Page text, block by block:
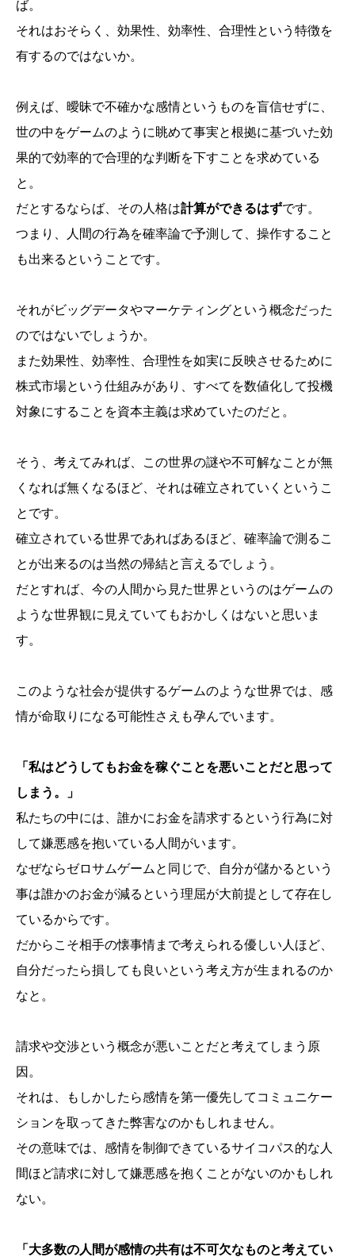
ば。
それはおそらく、効果性、効率性、合理性という特徴を
有するのではないか。
例えば、曖昧で不確かな感情というものを盲信せずに、
世の中をゲームのように眺めて事実と根拠に基づいた効
果的で効率的で合理的な判断を下すことを求めている
と。
だとするならば、その人格は計算ができるはずです。
つまり、人間の行為を確率論で予測して、操作すること
も出来るということです。
それがビッグデータやマーケティングという概念だった
のではないでしょうか。
また効果性、効率性、合理性を如実に反映させるために
株式市場という仕組みがあり、すべてを数値化して投機
対象にすることを資本主義は求めていたのだと。
そう、考えてみれば、この世界の謎や不可解なことが無
くなれば無くなるほど、それは確立されていくというこ
とです。
確立されている世界であればあるほど、確率論で測るこ
とが出来るのは当然の帰結と言えるでしょう。
だとすれば、今の人間から見た世界というのはゲームの
ような世界観に見えていてもおかしくはないと思いま
す。
このような社会が提供するゲームのような世界では、感
情が命取りになる可能性さえも孕んでいます。
「私はどうしてもお金を稼ぐことを悪いことだと思って
しまう。」
私たちの中には、誰かにお金を請求するという行為に対
して嫌悪感を抱いている人間がいます。
なぜならゼロサムゲームと同じで、自分が儲かるという
事は誰かのお金が減るという理屈が大前提として存在し
ているからです。
だからこそ相手の懐事情まで考えられる優しい人ほど、
自分だったら損しても良いという考え方が生まれるのか
なと。
請求や交渉という概念が悪いことだと考えてしまう原
因。
それは、もしかしたら感情を第一優先してコミュニケー
ションを取ってきた弊害なのかもしれません。
その意味では、感情を制御できているサイコパス的な人
間ほど請求に対して嫌悪感を抱くことがないのかもしれ
ない。
「大多数の人間が感情の共有は不可欠なものと考えてい